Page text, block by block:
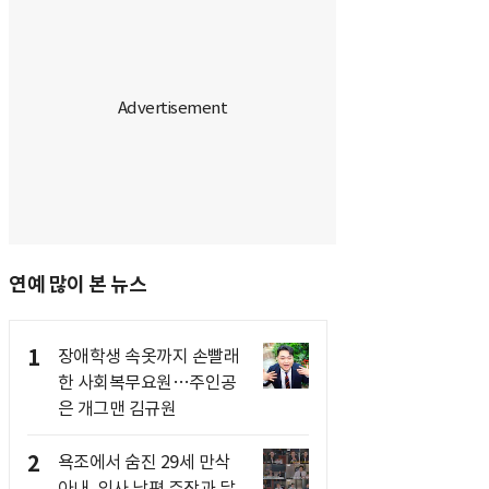
연예 많이 본 뉴스
1
장애학생 속옷까지 손빨래
한 사회복무요원…주인공
은 개그맨 김규원
2
욕조에서 숨진 29세 만삭